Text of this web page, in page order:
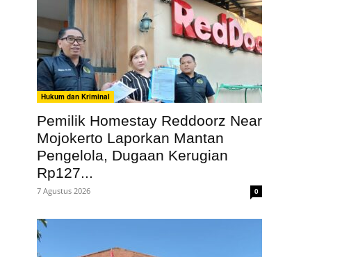
Hukum dan Kriminal
Pemilik Homestay Reddoorz Near
Mojokerto Laporkan Mantan
Pengelola, Dugaan Kerugian
Rp127...
7 Agustus 2026 0